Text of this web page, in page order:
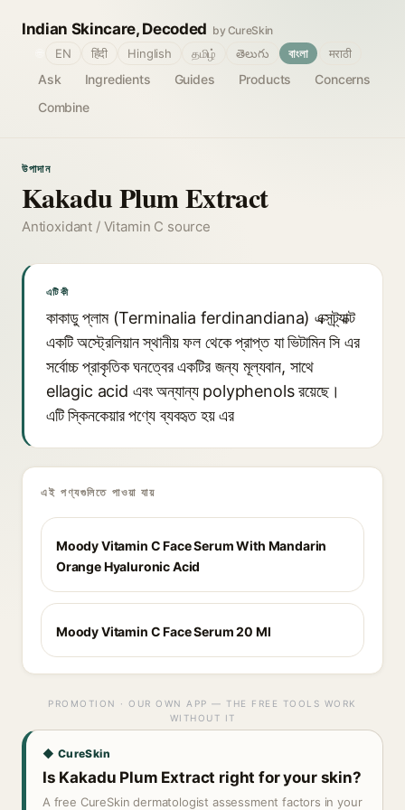
Indian Skincare, Decoded by CureSkin
Ask Ingredients Guides Products
Concerns
Combine
EN हिंदी Hinglish தமிழ் తెలుగు বাংলা मराठी
উপাদান
Kakadu Plum Extract
Antioxidant / Vitamin C source
এটি কী
কাকাডু প্লাম (Terminalia ferdinandiana) এক্সট্র্যাক্ট
একটি অস্ট্রেলিয়ান স্থানীয় ফল থেকে প্রাপ্ত যা ভিটামিন সি এর
সর্বোচ্চ প্রাকৃতিক ঘনত্বের একটির জন্য মূল্যবান, সাথে
ellagic acid এবং অন্যান্য polyphenols রয়েছে।
এটি স্কিনকেয়ার পণ্যে ব্যবহৃত হয় এর
এই পণ্যগুলিতে পাওয়া যায়
Moody Vitamin C Face Serum With Mandarin
Orange Hyaluronic Acid
Moody Vitamin C Face Serum 20 Ml
PROMOTION · OUR OWN APP — THE FREE TOOLS WORK
WITHOUT IT
◆ CureSkin
Is Kakadu Plum Extract right for your skin?
A free CureSkin dermatologist assessment factors in your